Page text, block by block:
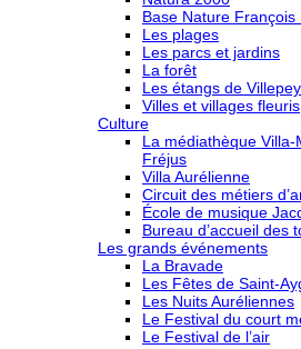
Base Nature François
Les plages
Les parcs et jardins
La forêt
Les étangs de Villepey
Villes et villages fleuris
Culture
La médiathèque
Fréjus
Villa Aurélienne
Circuit des métiers
École de musique
Bureau d’accueil des
Les grands événements
La Bravade
Les Fêtes de Saint-
Les Nuits Auréliennes
Le Festival du court
Le Festival de l’air